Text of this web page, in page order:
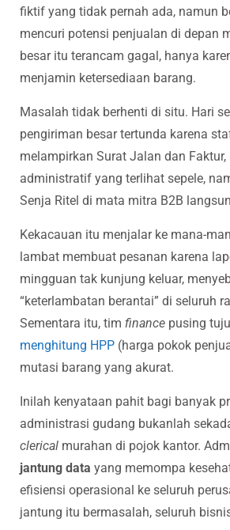
fiktif yang tidak pernah ada, namun
mencuri potensi penjualan di depan
besar itu terancam gagal, hanya
menjamin ketersediaan barang.
Masalah tidak berhenti di situ. Hari
pengiriman besar tertunda karena
melampirkan Surat Jalan dan Faktur,
administratif yang terlihat sepele,
Senja Ritel di mata mitra B2B
Kekacauan itu menjalar ke mana-
lambat membuat pesanan karena
mingguan tak kunjung keluar,
“keterlambatan berantai” di seluruh
Sementara itu, tim finance pusing
menghitung HPP (harga pokok
mutasi barang yang akurat.
Inilah kenyataan pahit bagi banyak
administrasi gudang bukanlah
clerical murahan di pojok kantor.
jantung data yang memompa
efisiensi operasional ke seluruh
jantung itu bermasalah, seluruh